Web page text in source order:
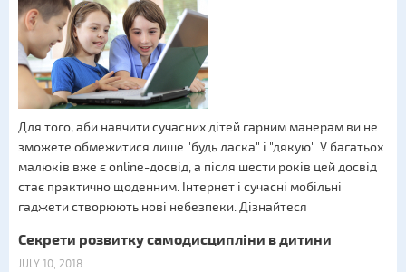
Для того, аби навчити сучасних дітей гарним манерам ви не
зможете обмежитися лише "будь ласка" і "дякую". У багатьох
малюків вже є online-досвід, а після шести років цей досвід
стає практично щоденним. Інтернет і сучасні мобільні
гаджети створюють нові небезпеки. Дізнайтеся
Секрети розвитку самодисципліни в дитини
JULY 10, 2018